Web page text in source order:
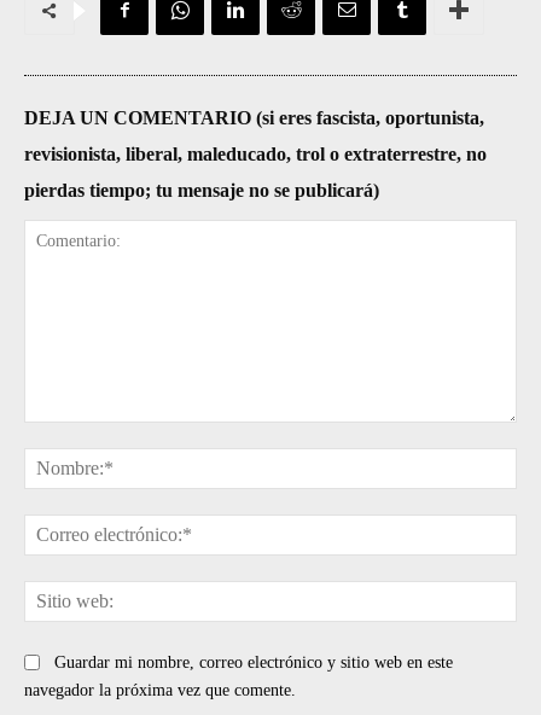
DEJA UN COMENTARIO (si eres fascista, oportunista,
revisionista, liberal, maleducado, trol o extraterrestre, no
pierdas tiempo; tu mensaje no se publicará)
Guardar mi nombre, correo electrónico y sitio web en este
navegador la próxima vez que comente.